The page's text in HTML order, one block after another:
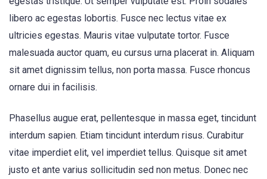
libero ac egestas lobortis. Fusce nec lectus vitae ex
ultricies egestas. Mauris vitae vulputate tortor. Fusce
malesuada auctor quam, eu cursus urna placerat in. Aliquam
sit amet dignissim tellus, non porta massa. Fusce rhoncus
ornare dui in facilisis.
Phasellus augue erat, pellentesque in massa eget, tincidunt
interdum sapien. Etiam tincidunt interdum risus. Curabitur
vitae imperdiet elit, vel imperdiet tellus. Quisque sit amet
justo et ante varius sollicitudin sed non metus. Donec nec